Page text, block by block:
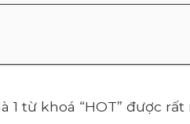
1 từ khoá “HOT” được rất